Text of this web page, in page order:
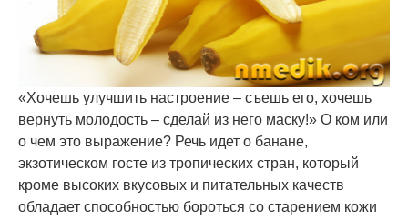
«Хочешь улучшить настроение – съешь его, хочешь
вернуть молодость – сделай из него маску!» О ком или
о чем это выражение? Речь идет о банане,
экзотическом госте из тропических стран, который
кроме высоких вкусовых и питательных качеств
обладает способностью бороться со старением кожи